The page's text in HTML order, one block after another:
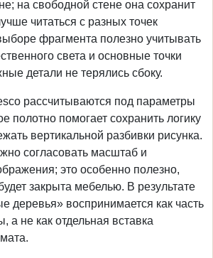
на свободной стене она сохранит
читаться с разных точек
фрагмента полезно учитывать
света и основные точки
детали не терялись сбоку.
рассчитываются под параметры
полотно помогает сохранить логику
вертикальной разбивки рисунка.
согласовать масштаб и
это особенно полезно,
закрыта мебелью. В результате
деревья» воспринимается как часть
а не как отдельная вставка